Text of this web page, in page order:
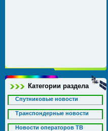
Категории раздела
Спутниковые новости
Транспондерные новости
Новости операторов ТВ